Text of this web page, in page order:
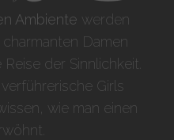
Ambiente werden
Damen
der Sinnlichkeit.
Girls
wie man einen